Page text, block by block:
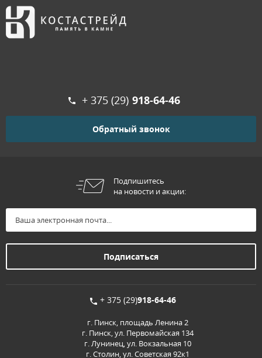
+ 375 (29) 918-64-46
Обратный звонок
Подпишитесь
на новости и акции:
+ 375 (29)918-64-46
г. Пинск, площадь Ленина 2
г. Пинск, ул. Первомайская 134
г. Лунинец, ул. Вокзальная 10
г. Столин, ул. Советская 92к1